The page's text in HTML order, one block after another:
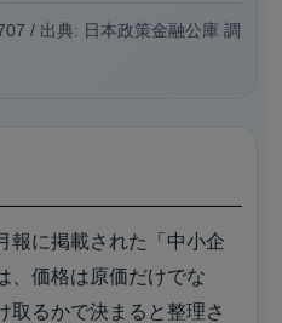
/ 出典: 日本政策金融公庫 調
報に掲載された「中小企
、価格は原価だけでな
取るかで決まると整理さ